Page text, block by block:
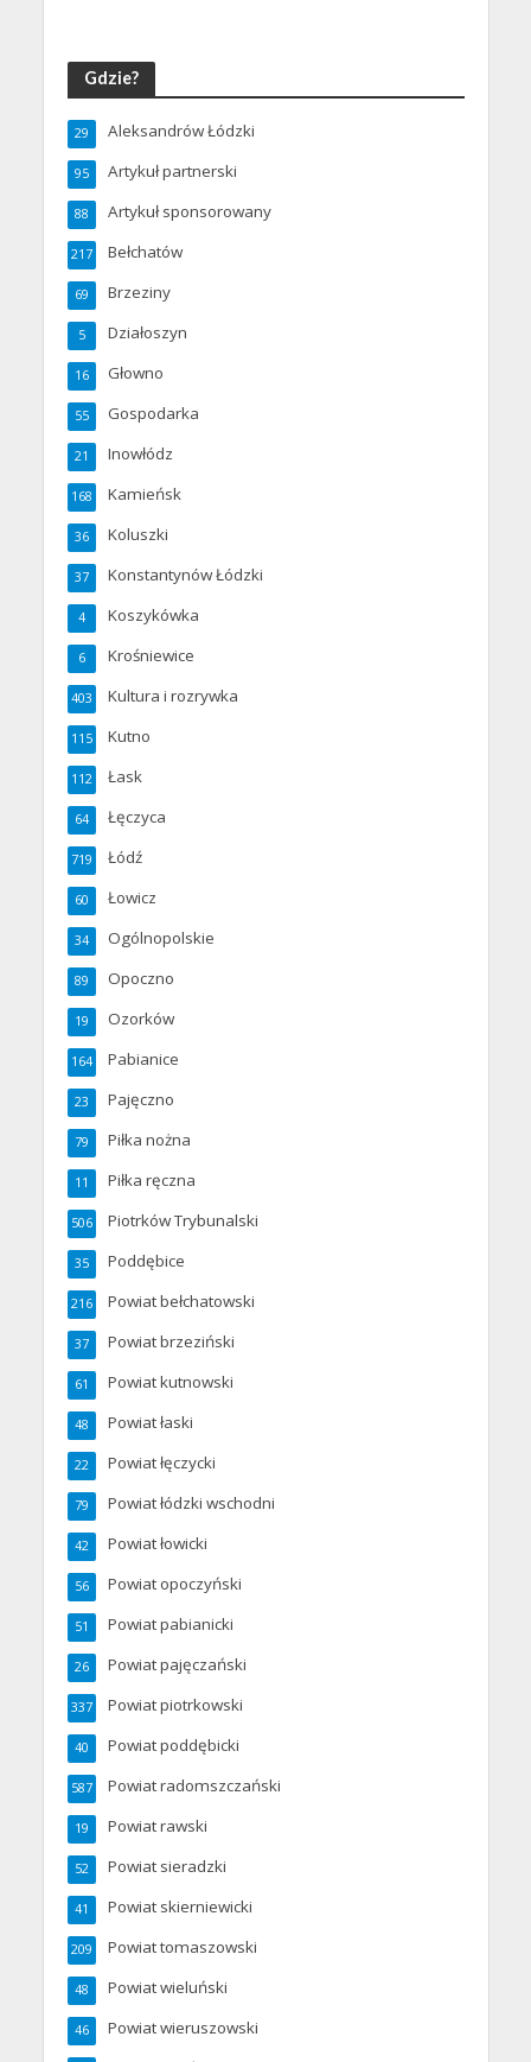
Gdzie?
Aleksandrów Łódzki
29
Artykuł partnerski
95
Artykuł sponsorowany
88
Bełchatów
217
Brzeziny
69
Działoszyn
5
Głowno
16
Gospodarka
55
Inowłódz
21
Kamieńsk
168
Koluszki
36
Konstantynów Łódzki
37
Koszykówka
4
Krośniewice
6
Kultura i rozrywka
403
Kutno
115
Łask
112
Łęczyca
64
Łódź
719
Łowicz
60
Ogólnopolskie
34
Opoczno
89
Ozorków
19
Pabianice
164
Pajęczno
23
Piłka nożna
79
Piłka ręczna
11
Piotrków Trybunalski
506
Poddębice
35
Powiat bełchatowski
216
Powiat brzeziński
37
Powiat kutnowski
61
Powiat łaski
48
Powiat łęczycki
22
Powiat łódzki wschodni
79
Powiat łowicki
42
Powiat opoczyński
56
Powiat pabianicki
51
Powiat pajęczański
26
Powiat piotrkowski
337
Powiat poddębicki
40
Powiat radomszczański
587
Powiat rawski
19
Powiat sieradzki
52
Powiat skierniewicki
41
Powiat tomaszowski
209
Powiat wieluński
48
Powiat wieruszowski
46